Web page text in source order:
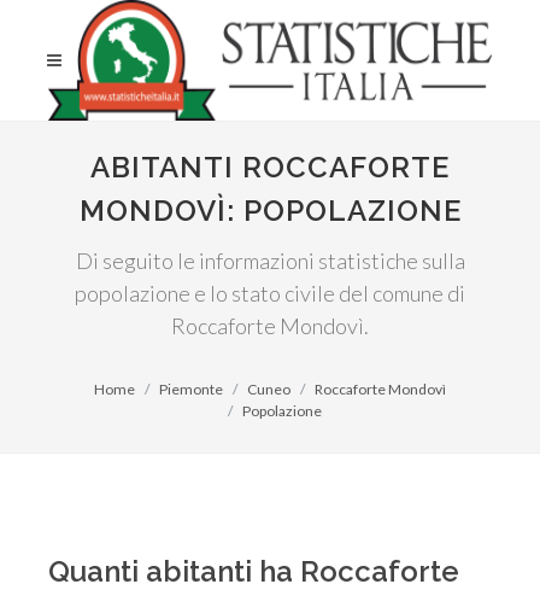
ABITANTI ROCCAFORTE
MONDOVÌ: POPOLAZIONE
Di seguito le informazioni statistiche sulla
popolazione e lo stato civile del comune di
Roccaforte Mondovì.
Home Piemonte Cuneo
Roccaforte Mondovì
Popolazione
Quanti abitanti ha Roccaforte